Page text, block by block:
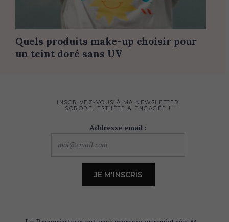
Quels produits make-up choisir pour
un teint doré sans UV
INSCRIVEZ-VOUS À MA NEWSLETTER
SORORE, ESTHÈTE & ENGAGÉE !
Addresse email :